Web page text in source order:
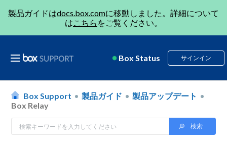
製品ガイドはdocs.box.comに移動しました。詳細について
はこちら をご覧ください。
Box Status サインイン
Box Support 製品ガイド
製品アップデート
Box Relay